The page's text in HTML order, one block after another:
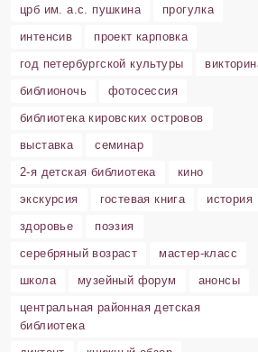
црб им. а.с. пушкина
прогулка
интенсив
проект карповка
год петербургской культуры
библионочь
фотосессия
библиотека кировских островов
выставка
семинар
2-я детская библиотека
кино
экскурсия
гостевая книга
история
здоровье
поэзия
серебряный возраст
мастер-класс
школа
музейный форум
анонсы
центральная районная детская
библиотека